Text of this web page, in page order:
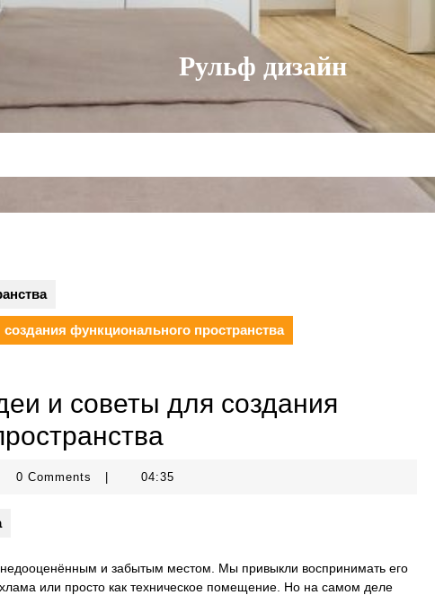
Рульф дизайн
функционального пространства
и советы для создания
0 Comments 04:35
и забытым местом. Мы привыкли воспринимать его
или просто как техническое помещение. Но на самом деле